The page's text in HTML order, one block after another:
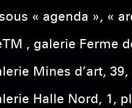
sous « agenda », «
, galerie Ferme
Mines d’art,
Halle Nord, 1,